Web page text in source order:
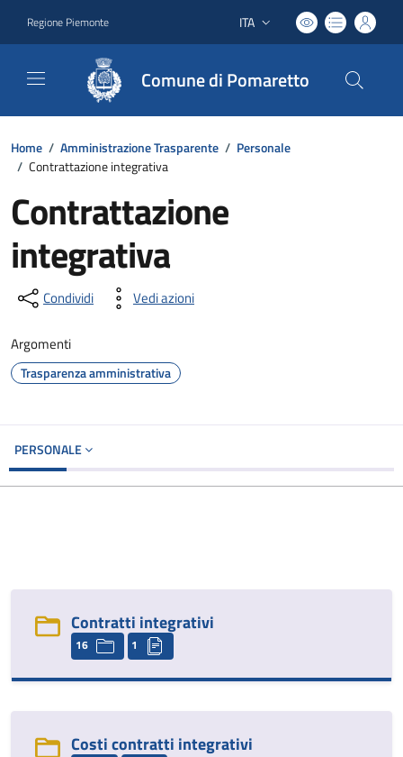
Regione Piemonte Lingua attiva:
ITA
Comune di Pomaretto
Home / Amministrazione Trasparente / Personale
/ Contrattazione integrativa
Contrattazione
integrativa
Condividi Vedi azioni
Argomenti
Trasparenza amministrativa
PERSONALE
Contratti integrativi
16 1
Costi contratti integrativi